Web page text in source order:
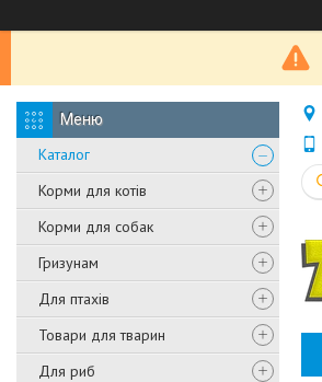
Каталог
Корми для котів
Корми для собак
Гризунам
Для птахів
Товари для тварин
Для риб